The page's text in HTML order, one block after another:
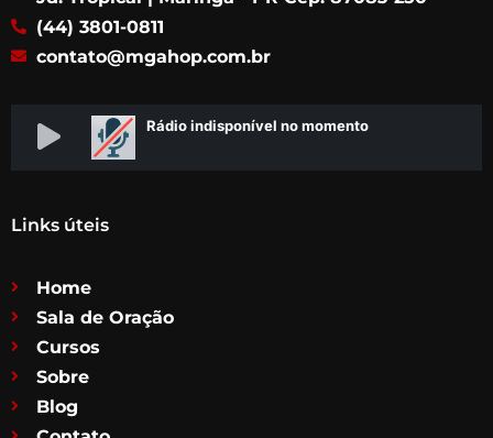
k
a
m
(44) 3801-0811
contato@mgahop.com.br
Links úteis
Home
Sala de Oração
Cursos
Sobre
Blog